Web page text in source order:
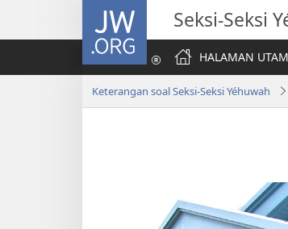
JW.ORG Seksi-Seksi
HALAMAN
Keterangan soal Seksi-Seksi Yéhuwah